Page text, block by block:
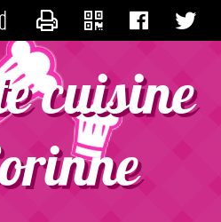
cuisine
CONTACTER